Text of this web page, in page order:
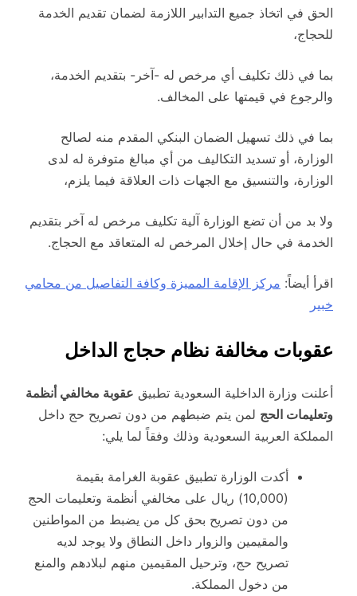
الحق في اتخاذ جميع التدابير اللازمة لضمان تقديم الخدمة
للحجاج،
بما في ذلك تكليف أي مرخص له -آخر- بتقديم الخدمة،
والرجوع في قيمتها على المخالف.
بما في ذلك تسهيل الضمان البنكي المقدم منه لصالح
الوزارة، أو تسديد التكاليف من أي مبالغ متوفرة له لدى
الوزارة، والتنسيق مع الجهات ذات العلاقة فيما يلزم،
ولا بد من أن تضع الوزارة آلية تكليف مرخص له آخر بتقديم
الخدمة في حال إخلال المرخص له المتعاقد مع الحجاج.
اقرأ أيضاً: مركز الإقامة المميزة وكافة التفاصيل من محامي
خبير
عقوبات مخالفة نظام حجاج الداخل
أعلنت وزارة الداخلية السعودية تطبيق عقوبة مخالفي أنظمة
وتعليمات الحج لمن يتم ضبطهم من دون تصريح حج داخل
المملكة العربية السعودية وذلك وفقاً لما يلي:
أكدت الوزارة تطبيق عقوبة الغرامة بقيمة
(10,000) ريال على مخالفي أنظمة وتعليمات الحج
من دون تصريح بحق كل من يضبط من المواطنين
والمقيمين والزوار داخل النطاق ولا يوجد لديه
تصريح حج، وترحيل المقيمين منهم لبلادهم والمنع
من دخول المملكة.